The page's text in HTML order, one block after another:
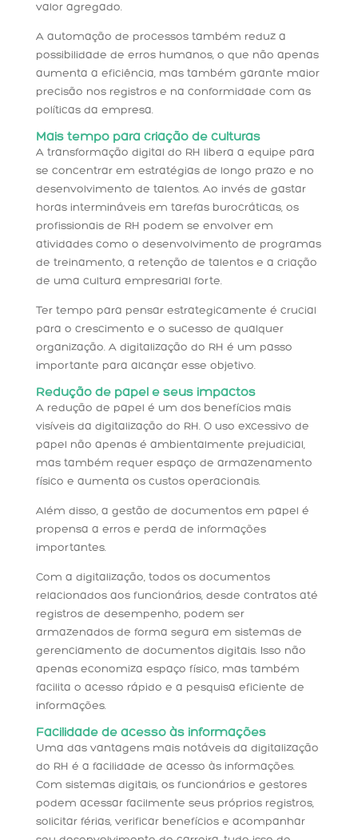
valor agregado.
A automação de processos também reduz a
possibilidade de erros humanos, o que não apenas
aumenta a eficiência, mas também garante maior
precisão nos registros e na conformidade com as
políticas da empresa.
Mais tempo para criação de culturas
A transformação digital do RH libera a equipe para
se concentrar em estratégias de longo prazo e no
desenvolvimento de talentos. Ao invés de gastar
horas intermináveis em tarefas burocráticas, os
profissionais de RH podem se envolver em
atividades como o desenvolvimento de programas
de treinamento, a retenção de talentos e a criação
de uma cultura empresarial forte.
Ter tempo para pensar estrategicamente é crucial
para o crescimento e o sucesso de qualquer
organização. A digitalização do RH é um passo
importante para alcançar esse objetivo.
Redução de papel e seus impactos
A redução de papel é um dos benefícios mais
visíveis da digitalização do RH. O uso excessivo de
papel não apenas é ambientalmente prejudicial,
mas também requer espaço de armazenamento
físico e aumenta os custos operacionais.
Além disso, a gestão de documentos em papel é
propensa a erros e perda de informações
importantes.
Com a digitalização, todos os documentos
relacionados aos funcionários, desde contratos até
registros de desempenho, podem ser
armazenados de forma segura em sistemas de
gerenciamento de documentos digitais. Isso não
apenas economiza espaço físico, mas também
facilita o acesso rápido e a pesquisa eficiente de
informações.
Facilidade de acesso às informações
Uma das vantagens mais notáveis da digitalização
do RH é a facilidade de acesso às informações.
Com sistemas digitais, os funcionários e gestores
podem acessar facilmente seus próprios registros,
solicitar férias, verificar benefícios e acompanhar